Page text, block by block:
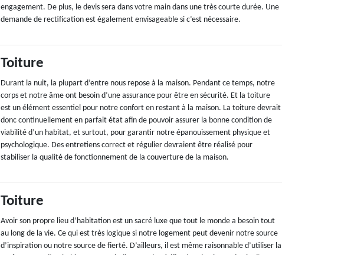
engagement. De plus, le devis sera dans votre main dans une très courte durée. Une
demande de rectification est également envisageable si c’est nécessaire.
Toiture
Durant la nuit, la plupart d’entre nous repose à la maison. Pendant ce temps, notre
corps et notre âme ont besoin d’une assurance pour être en sécurité. Et la toiture
est un élément essentiel pour notre confort en restant à la maison. La toiture devrait
donc continuellement en parfait état afin de pouvoir assurer la bonne condition de
viabilité d’un habitat, et surtout, pour garantir notre épanouissement physique et
psychologique. Des entretiens correct et régulier devraient être réalisé pour
stabiliser la qualité de fonctionnement de la couverture de la maison.
Toiture
Avoir son propre lieu d’habitation est un sacré luxe que tout le monde a besoin tout
au long de la vie. Ce qui est très logique si notre logement peut devenir notre source
d’inspiration ou notre source de fierté. D’ailleurs, il est même raisonnable d’utiliser la